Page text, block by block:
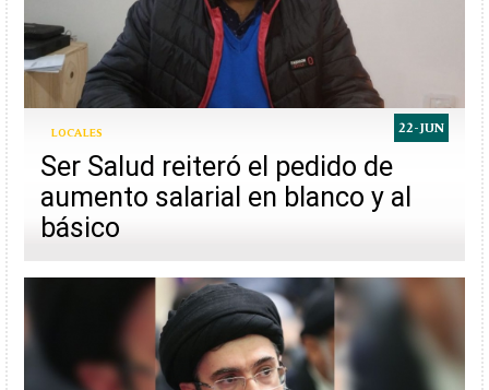
22-JUN
LOCALES
Ser Salud reiteró el pedido de
aumento salarial en blanco y al
básico